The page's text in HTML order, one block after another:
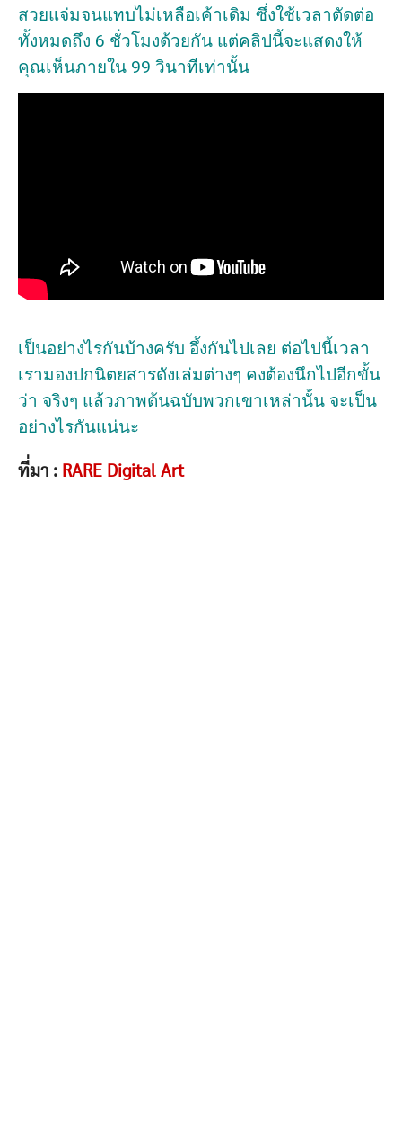
สวยแจ่มจนแทบไม่เหลือเค้าเดิม ซึ่งใช้เวลาตัดต่อ
ทั้งหมดถึง 6 ชั่วโมงด้วยกัน แต่คลิปนี้จะแสดงให้
คุณเห็นภายใน 99 วินาทีเท่านั้น
เป็นอย่างไรกันบ้างครับ อึ้งกันไปเลย ต่อไปนี้เวลา
เรามองปกนิตยสารดังเล่มต่างๆ คงต้องนึกไปอีกขั้น
ว่า จริงๆ แล้วภาพต้นฉบับพวกเขาเหล่านั้น จะเป็น
อย่างไรกันแน่นะ
ที่มา : RARE Digital Art